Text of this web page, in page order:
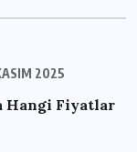
2025
Hangi Fiyatlar